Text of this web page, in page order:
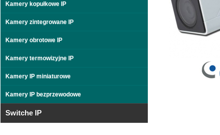
Kamery kopułkowe IP
Kamery zintegrowane IP
Kamery obrotowe IP
Kamery termowizyjne IP
Kamery IP miniaturowe
Kamery IP bezprzewodowe
Switche IP